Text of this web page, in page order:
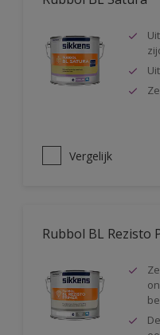
Vergelijk
Rubbol BL Rezisto